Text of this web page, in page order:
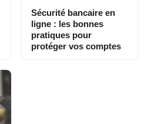
Sécurité bancaire en
ligne : les bonnes
pratiques pour
protéger vos comptes